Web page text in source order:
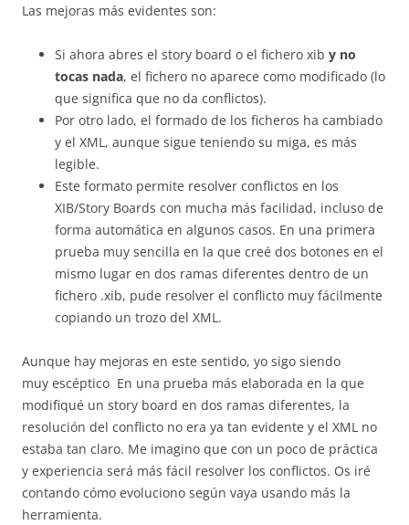
Las mejoras más evidentes son:
Si ahora abres el story board o el fichero xib y no
tocas nada, el fichero no aparece como modificado (lo
que significa que no da conflictos).
Por otro lado, el formado de los ficheros ha cambiado
y el XML, aunque sigue teniendo su miga, es más
legible.
Este formato permite resolver conflictos en los
XIB/Story Boards con mucha más facilidad, incluso de
forma automática en algunos casos. En una primera
prueba muy sencilla en la que creé dos botones en el
mismo lugar en dos ramas diferentes dentro de un
fichero .xib, pude resolver el conflicto muy fácilmente
copiando un trozo del XML.
Aunque hay mejoras en este sentido, yo sigo siendo
muy escéptico En una prueba más elaborada en la que
modifiqué un story board en dos ramas diferentes, la
resolución del conflicto no era ya tan evidente y el XML no
estaba tan claro. Me imagino que con un poco de práctica
y experiencia será más fácil resolver los conflictos. Os iré
contando cómo evoluciono según vaya usando más la
herramienta.